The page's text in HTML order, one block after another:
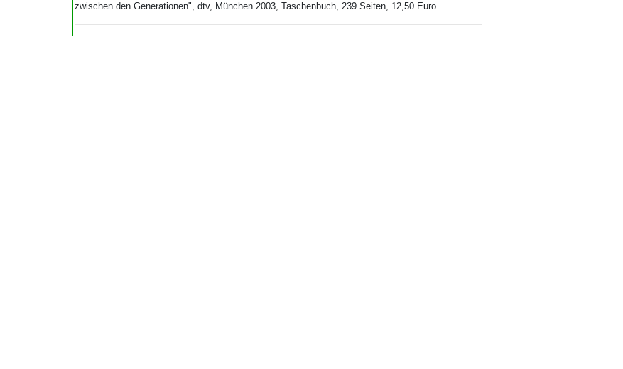
zwischen den Generationen", dtv, München 2003, Taschenbuch, 239 Seiten, 12,50 Euro